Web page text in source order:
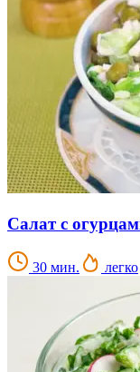
Салат с
30 мин. легко